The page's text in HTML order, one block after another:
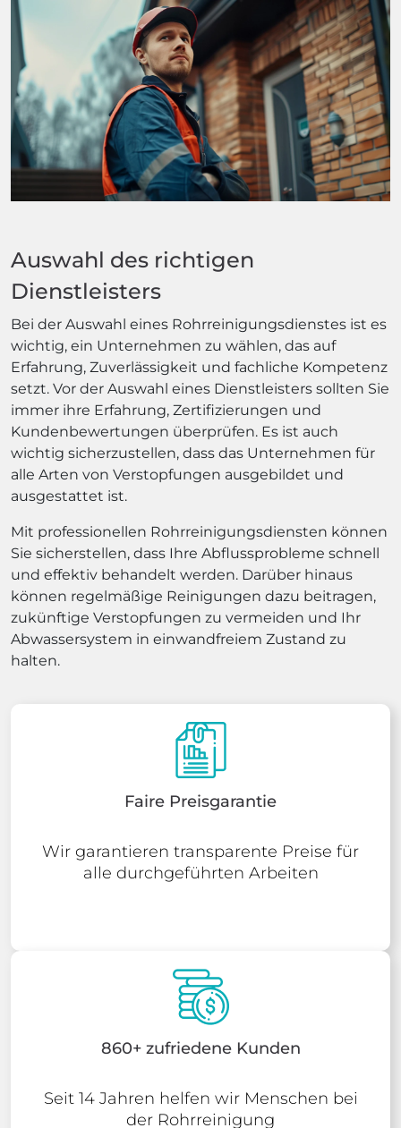
Auswahl des richtigen
Dienstleisters
Bei der Auswahl eines Rohrreinigungsdienstes ist es
wichtig, ein Unternehmen zu wählen, das auf
Erfahrung, Zuverlässigkeit und fachliche Kompetenz
setzt. Vor der Auswahl eines Dienstleisters sollten Sie
immer ihre Erfahrung, Zertifizierungen und
Kundenbewertungen überprüfen. Es ist auch
wichtig sicherzustellen, dass das Unternehmen für
alle Arten von Verstopfungen ausgebildet und
ausgestattet ist.
Mit professionellen Rohrreinigungsdiensten können
Sie sicherstellen, dass Ihre Abflussprobleme schnell
und effektiv behandelt werden. Darüber hinaus
können regelmäßige Reinigungen dazu beitragen,
zukünftige Verstopfungen zu vermeiden und Ihr
Abwassersystem in einwandfreiem Zustand zu
halten.
Faire Preisgarantie
Wir garantieren transparente Preise für
alle durchgeführten Arbeiten
860+ zufriedene Kunden
Seit 14 Jahren helfen wir Menschen bei
der Rohrreinigung